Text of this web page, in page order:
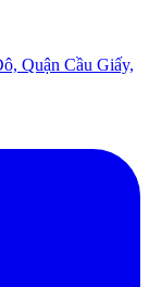
Quận Cầu Giấy,